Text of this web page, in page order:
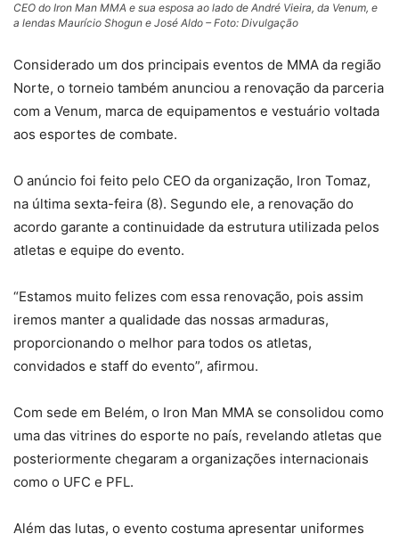
CEO do Iron Man MMA e sua esposa ao lado de André Vieira, da Venum, e
a lendas Maurício Shogun e José Aldo – Foto: Divulgação
Considerado um dos principais eventos de MMA da região
Norte, o torneio também anunciou a renovação da parceria
com a Venum, marca de equipamentos e vestuário voltada
aos esportes de combate.
O anúncio foi feito pelo CEO da organização, Iron Tomaz,
na última sexta-feira (8). Segundo ele, a renovação do
acordo garante a continuidade da estrutura utilizada pelos
atletas e equipe do evento.
“Estamos muito felizes com essa renovação, pois assim
iremos manter a qualidade das nossas armaduras,
proporcionando o melhor para todos os atletas,
convidados e staff do evento”, afirmou.
Com sede em Belém, o Iron Man MMA se consolidou como
uma das vitrines do esporte no país, revelando atletas que
posteriormente chegaram a organizações internacionais
como o UFC e PFL.
Além das lutas, o evento costuma apresentar uniformes